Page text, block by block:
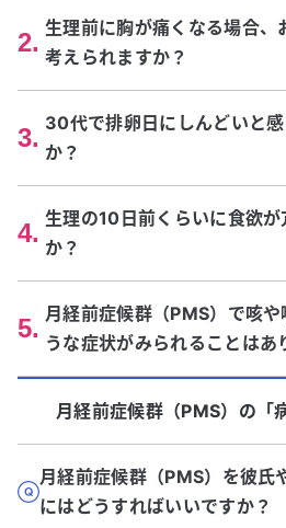
2. 生理前に胸が痛くなる場合、
考えられますか？
3. 30代で排卵日にしんどいと
か？
4. 生理の10日前くらいに食欲
か？
5. 月経前症候群（PMS）で咳
うな症状がみられることはあ
月経前症候群（PMS） の「
月経前症候群（PMS）を彼氏
にはどうすればいいですか？